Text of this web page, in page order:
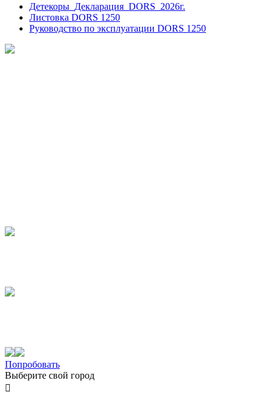
Детекоры_Декларация_DORS_2026г.
Листовка DORS 1250
Руководство по эксплуатации DORS 1250
Попробовать
Выберите свой город
